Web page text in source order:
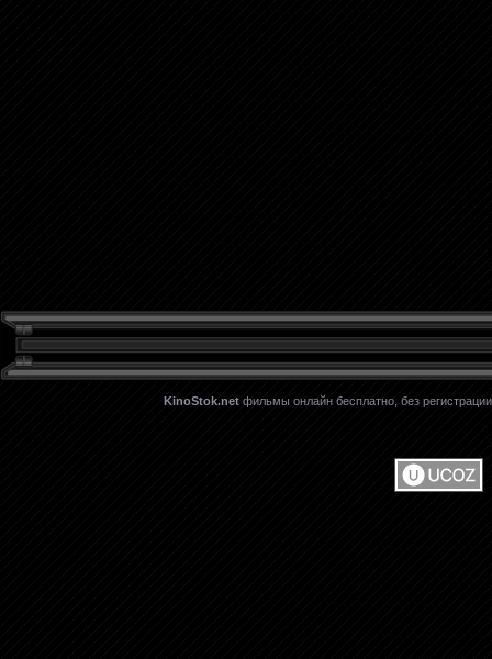
KinoStok.net фильмы онлайн бесплатно, без